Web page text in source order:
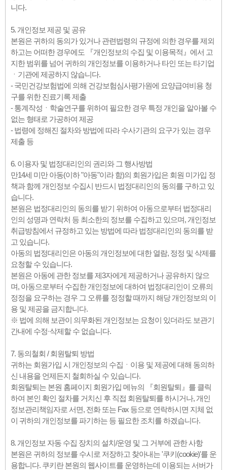
니다.
5. 개인정보 제공 및 공유
본원은 귀하의 동의가 있거나 관련법령의 규정에 의한 경우를 제외
하고는 어떠한 경우에도 『개인정보의 수집 및 이용목적』에서 고
지한 범위를 넘어 귀하의 개인정보를 이용하거나 타인 또는 타기업
ㆍ기관에 제공하지 않습니다.
- 국민건강보험법에 의해 건강보험심사평가원에 요양급여비용 청
구를 위한 진료기록 제출
- 통계작성ㆍ학술연구를 위하여 필요한 경우 특정 개인을 알아볼 수
없는 형태로 가공하여 제공
- 법령에 정해진 절차와 방법에 따라 수사기관의 요구가 있는 경우
제출 등
6. 이용자 및 법정대리인의 권리와 그 행사방법
만14세 미만 아동(이하 "아동"이라 함)의 회원가입은 회원 미가입 정
책과 함께 개인정보 수집시 반드시 법정대리인의 동의를 구하고 있
습니다.
본원은 법정대리인의 동의를 받기 위하여 아동으로부터 법정대리
인의 성명과 연락처 등 최소한의 정보를 수집하고 있으며, 개인정보
취급방침에서 규정하고 있는 방법에 따라 법정대리인의 동의를 받
고 있습니다.
아동의 법정대리인은 아동의 개인정보에 대한 열람, 정정 및 삭제를
요청할 수 있습니다.
본원은 아동에 관한 정보를 제3자에게 제공하거나 공유하지 않으
며, 아동으로부터 수집한 개인정보에 대하여 법정대리인이 오류의
정정을 요구하는 경우 그 오류를 정정할 때까지 해당 개인정보의 이
용 및 제공을 금지합니다.
※ 법에 의해 보관이 의무화된 개인정보는 요청이 있더라도 보관기
간내에 수정·삭제할 수 없습니다.
7. 동의철회 / 회원탈퇴 방법
귀하는 회원가입 시 개인정보의 수집ㆍ이용 및 제공에 대해 동의하
신 내용을 언제든지 철회하실 수 있습니다.
회원탈퇴는 본원 홈페이지 회원가입 메뉴의 『회원탈퇴』를 클릭
하여 본인 확인 절차를 거치신 후 직접 회원탈퇴를 하시거나, 개인
정보관리책임자로 서면, 전화 또는 Fax 등으로 연락하시면 지체 없
이 귀하의 개인정보를 파기하는 등 필요한 조치를 하겠습니다.
8. 개인정보 자동 수집 장치의 설치/운영 및 그 거부에 관한 사항
본원은 귀하의 정보를 수시로 저장하고 찾아내는 '쿠키(cookie)'를 운
용합니다. 쿠키란 본원의 웹사이트를 운영하는데 이용되는 서버가